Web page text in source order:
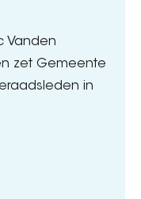
Vanden
zet Gemeente
in